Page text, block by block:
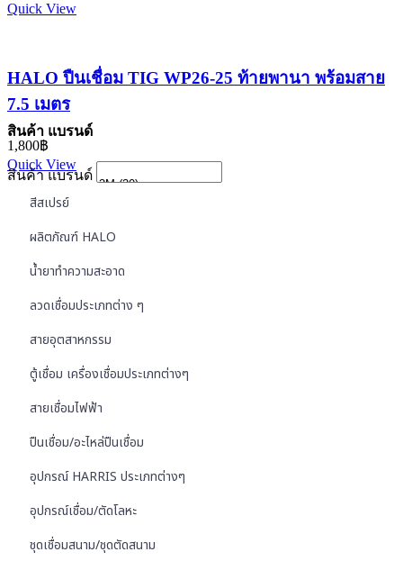
Quick View
HALO ปืนเชื่อม TIG WP26-25 ท้ายพานา พร้อมสาย
7.5 เมตร
1,800฿
Quick View
สินค้า แบรนด์
สินค้า แบรนด์
สีสเปรย์
ผลิตภัณฑ์ HALO
น้ำยาทำความสะอาด
ลวดเชื่อมประเภทต่าง ๆ
สายอุตสาหกรรม
ตู้เชื่อม เครื่องเชื่อมประเภทต่างๆ
สายเชื่อมไฟฟ้า
ปืนเชื่อม/อะไหล่ปืนเชื่อม
อุปกรณ์ HARRIS ประเภทต่างๆ
อุปกรณ์เชื่อม/ตัดโลหะ
ชุดเชื่อมสนาม/ชุดตัดสนาม